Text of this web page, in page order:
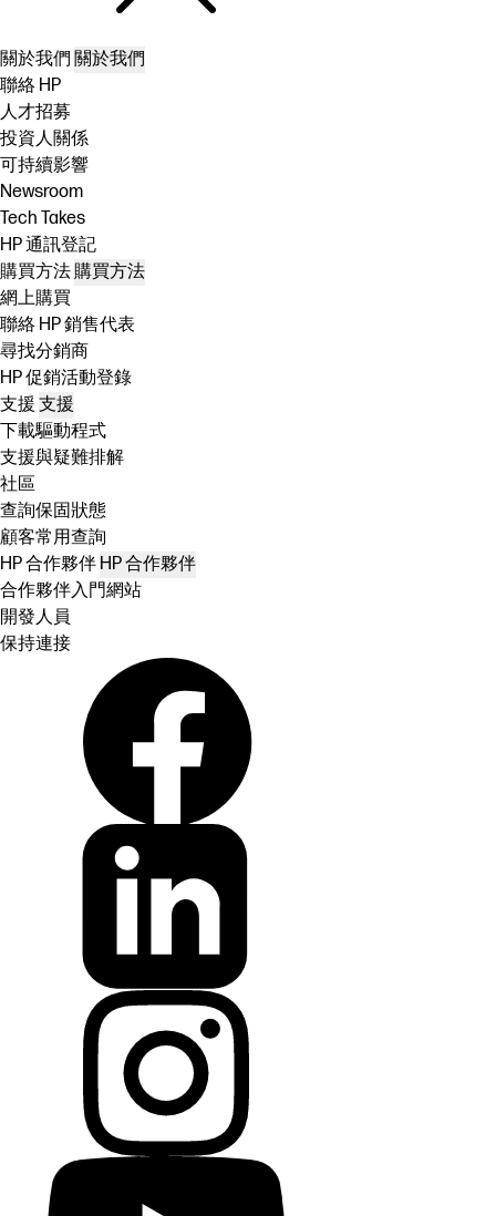
關於我們 關於我們
聯絡 HP
人才招募
投資人關係
可持續影響
Newsroom
Tech Takes
HP 通訊登記
購買方法購買方法
網上購買
聯絡 HP 銷售代表
尋找分銷商
HP 促銷活動登錄
支援 支援
下載驅動程式
支援與疑難排解
社區
查詢保固狀態
顧客常用查詢
HP 合作夥伴 HP 合作夥伴
合作夥伴入門網站
開發人員
保持連接